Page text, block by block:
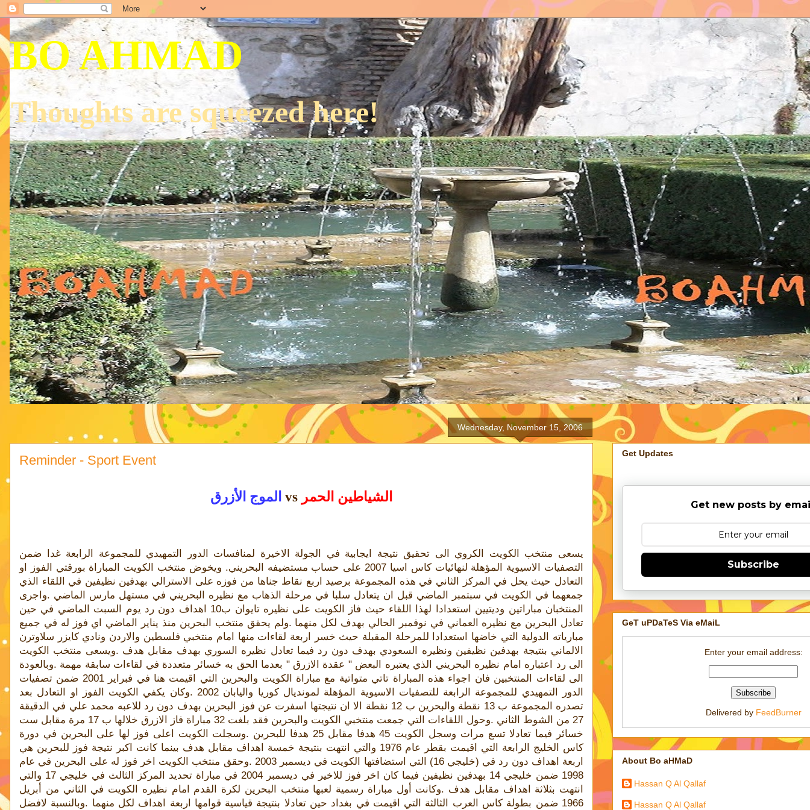
BO AHMAD
Thoughts are squeezed here!
Wednesday, November 15, 2006
Reminder - Sport Event
الموج الأزرق vs الشياطين الحمر
يسعى منتخب الكويت الكروي الى تحقيق نتيجة ايجابية في الجولة الاخيرة لمنافسات الدور التمهيدي للمجموعة الرابعة غدا ضمن
التصفيات الاسيوية المؤهلة لنهائيات كاس اسيا 2007 على حساب مستضيفه البحريني. ويخوض منتخب الكويت المباراة بورقتي الفوز او
التعادل حيث يحل في المركز الثاني في هذه المجموعة برصيد اربع نقاط جناها من فوزه على الاسترالي بهدفين نظيفين في اللقاء الذي
جمعهما في الكويت في سبتمبر الماضي قبل ان يتعادل سلبا في مرحلة الذهاب مع نظيره البحريني في مستهل مارس الماضي .واجرى
المنتخبان مباراتين وديتيين استعدادا لهذا اللقاء حيث فاز الكويت على نظيره تايوان ب10 اهداف دون رد يوم السبت الماضي في حين
تعادل البحرين مع نظيره العماني في نوفمبر الحالي بهدف لكل منهما .ولم يحقق منتخب البحرين منذ يناير الماضي اي فوز له في جميع
مبارياته الدولية التي خاضها استعدادا للمرحلة المقبلة حيث خسر اربعة لقاءات منها امام منتخبي فلسطين والاردن ونادي كايزر سلاوترن
الالماني بنتيجة بهدفين نظيفين ونظيره السعودي بهدف دون رد فيما تعادل نظيره السوري بهدف مقابل هدف .ويسعى منتخب الكويت
الى رد اعتباره امام نظيره البحريني الذي يعتبره البعض " عقدة الازرق " بعدما الحق به خسائر متعددة في لقاءات سابقة مهمة .وبالعودة
الى لقاءات المنتخبين فان اجواء هذه المباراة تاتي متواتية مع مباراة الكويت والبحرين التي اقيمت هنا في فبراير 2001 ضمن تصفيات
الدور التمهيدي للمجموعة الرابعة للتصفيات الاسيوية المؤهلة لمونديال كوريا واليابان 2002 .وكان يكفي الكويت الفوز او التعادل بعد
تصدره المجموعة ب 13 نقطة والبحرين ب 12 نقطة الا ان نتيجتها اسفرت عن فوز البحرين بهدف دون رد للاعبه محمد علي في الدقيقة
27 من الشوط الثاني .وحول اللقاءات التي جمعت منتخبي الكويت والبحرين فقد بلغت 32 مباراة فاز الازرق خلالها ب 17 مرة مقابل ست
خسائر فيما تعادلا تسع مرات وسجل الكويت 45 هدفا مقابل 25 هدفا للبحرين .وسجلت الكويت اعلى فوز لها على البحرين في دورة
كاس الخليج الرابعة التي اقيمت بقطر عام 1976 والتي انتهت بنتيجة خمسة اهداف مقابل هدف بينما كانت اكبر نتيجة فوز للبحرين هي
اربعة اهداف دون رد في (خليجي 16) التي استضافتها الكويت في ديسمبر 2003 .وحقق منتخب الكويت اخر فوز له على البحرين في عام
1998 ضمن خليجي 14 بهدفين نظيفين فيما كان اخر فوز للاخير في ديسمبر 2004 في مباراة تحديد المركز الثالث في خليجي 17 والتي
انتهت بثلاثة اهداف مقابل هدف .وكانت أول مباراة رسمية لعبها منتخب البحرين لكرة القدم امام نظيره الكويت في الثاني من أبريل
1966 ضمن بطولة كاس العرب الثالثة التي اقيمت في بغداد حين تعادلا بنتيجة قياسية قوامها اربعة اهداف لكل منهما .وبالنسبة لافضل
Get Updates
Get new posts by
Subscribe
GeT uPDaTeS Via eMaiL
Enter your email address:
Delivered by FeedBurner
About Bo aHMaD
Hassan Q Al Qallaf
Hassan Q Al Qallaf